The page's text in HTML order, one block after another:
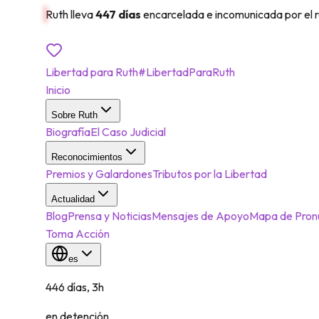
Ruth lleva447 días encarcelada e incomunicada por el
Libertad para Ruth#LibertadParaRuth
Inicio
Sobre Ruth
BiografíaEl Caso Judicial
Reconocimientos
Premios y GalardonesTributos por la Libertad
Actualidad
BlogPrensa y NoticiasMensajes de ApoyoMapa de
Toma Acción
es
446 días, 3h
en detención